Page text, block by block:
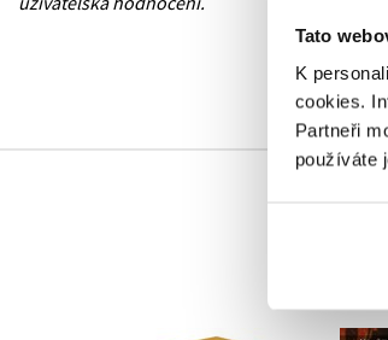
Tato
K
cookies.
Partneři
používáte